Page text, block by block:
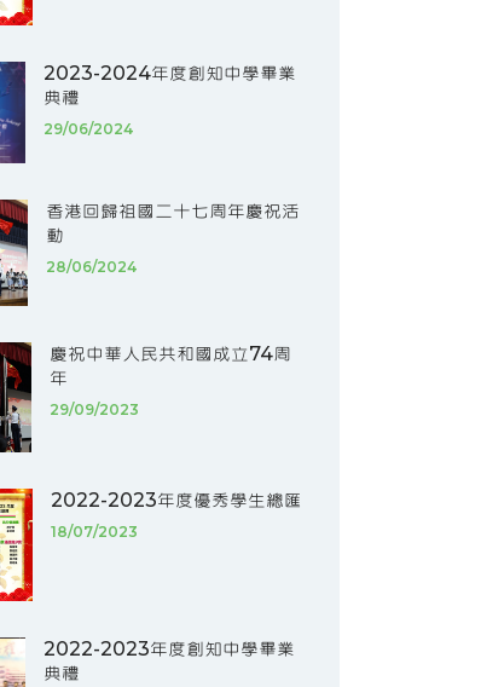
2023-2024年度創知中學畢業
典禮
29/06/2024
香港回歸祖國二十七周年慶祝活
動
28/06/2024
慶祝中華人民共和國成立74周
年
29/09/2023
2022-2023年度優秀學生總匯
18/07/2023
2022-2023年度創知中學畢業
典禮